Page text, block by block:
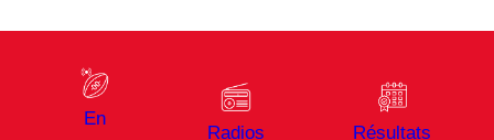
En
Radios Résultats